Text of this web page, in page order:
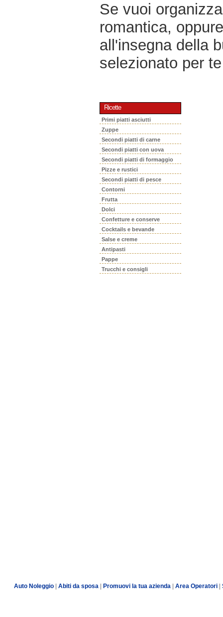
Se vuoi
romantica,
all'insegna della
selezionato per
Ricette
Primi piatti asciutti
Zuppe
Secondi piatti di carne
Secondi piatti con uova
Secondi piatti di formaggio
Pizze e rustici
Secondi piatti di pesce
Contorni
Frutta
Dolci
Confetture e conserve
Cocktails e bevande
Salse e creme
Antipasti
Pappe
Trucchi e consigli
Auto Noleggio Abiti da sposa Promuovi la tua azienda Area Operatori